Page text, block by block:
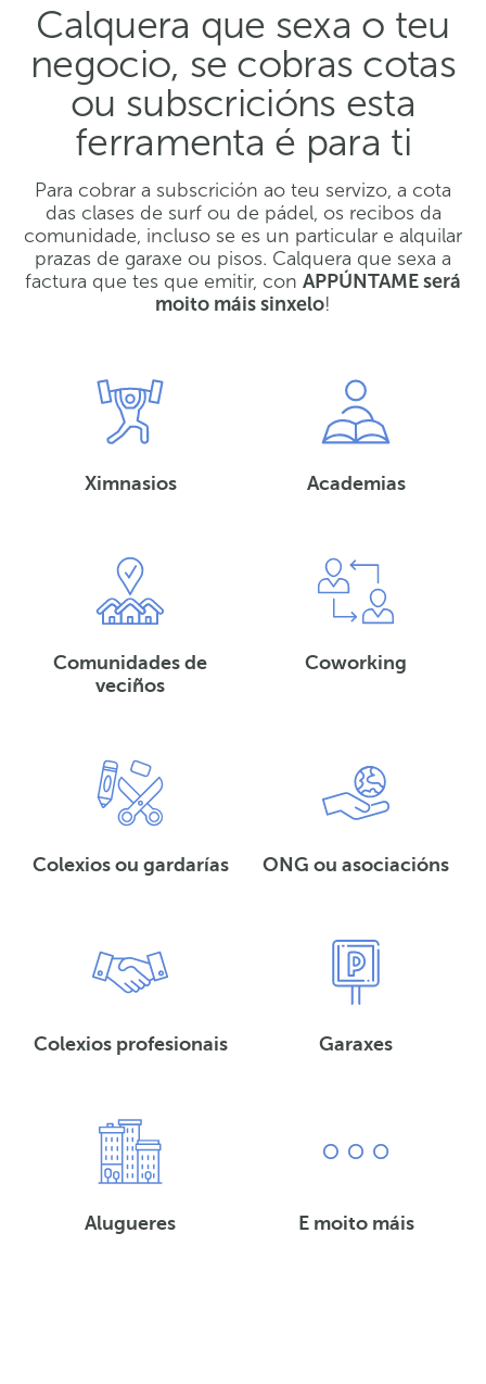
Calquera que sexa o teu
negocio, se cobras cotas
ou subscricións esta
ferramenta é para ti
Para cobrar a subscrición ao teu servizo, a cota
das clases de surf ou de pádel, os recibos da
comunidade, incluso se es un particular e alquilar
prazas de garaxe ou pisos. Calquera que sexa a
factura que tes que emitir, con APPÚNTAME será
moito máis sinxelo!
Ximnasios Academias
Comunidades de
veciños
Coworking
Colexios ou gardarías ONG ou asociacións
Colexios profesionais Garaxes
Alugueres E moito máis